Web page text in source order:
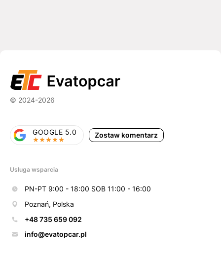
© 2024-2026
Zostaw komentarz
GOOGLE 5.0
Usługa wsparcia
PN-PT 9:00 - 18:00 SOB 11:00 - 16:00
Poznań, Polska
+48 735 659 092
info@evatopcar.pl